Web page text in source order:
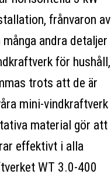
frånvaron av
andra detaljer
för hushåll,
trots att de är
mini-vindkraftverk
material gör att
effektivt i alla
WT 3.0-400